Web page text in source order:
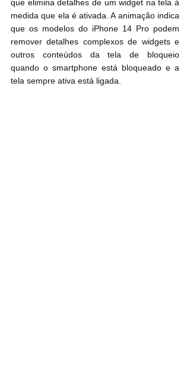
que elimina detalhes de um widget na tela à
medida que ela é ativada. A animação indica
que os modelos do ‌iPhone 14 Pro‌ podem
remover detalhes complexos de widgets e
outros conteúdos da tela de bloqueio
quando o smartphone está bloqueado e a
tela sempre ativa está ligada.